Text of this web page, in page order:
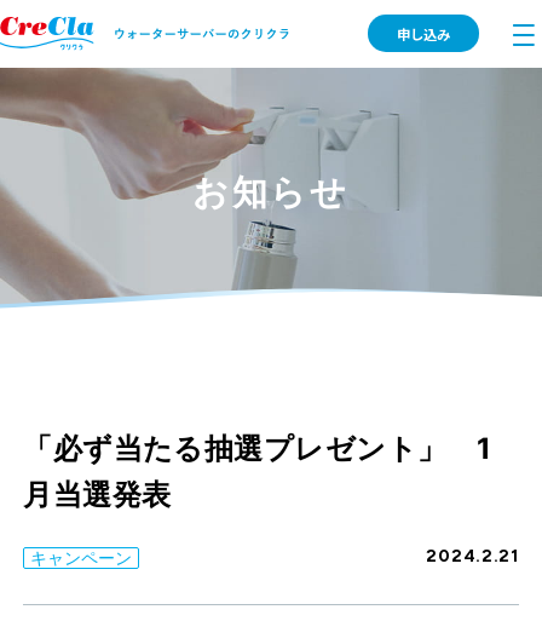
申し込み
お知らせ
「必ず当たる抽選プレゼント」 1
月当選発表
キャンペーン 2024.2.21